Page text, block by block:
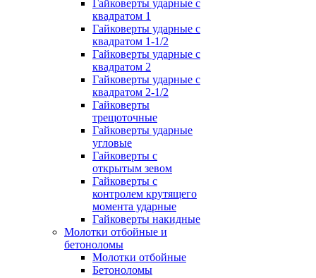
Гайковерты ударные с
квадратом 1
Гайковерты ударные с
квадратом 1-1/2
Гайковерты ударные с
квадратом 2
Гайковерты ударные с
квадратом 2-1/2
Гайковерты
трещоточные
Гайковерты ударные
угловые
Гайковерты с
открытым зевом
Гайковерты с
контролем крутящего
момента ударные
Гайковерты накидные
Молотки отбойные и
бетоноломы
Молотки отбойные
Бетоноломы